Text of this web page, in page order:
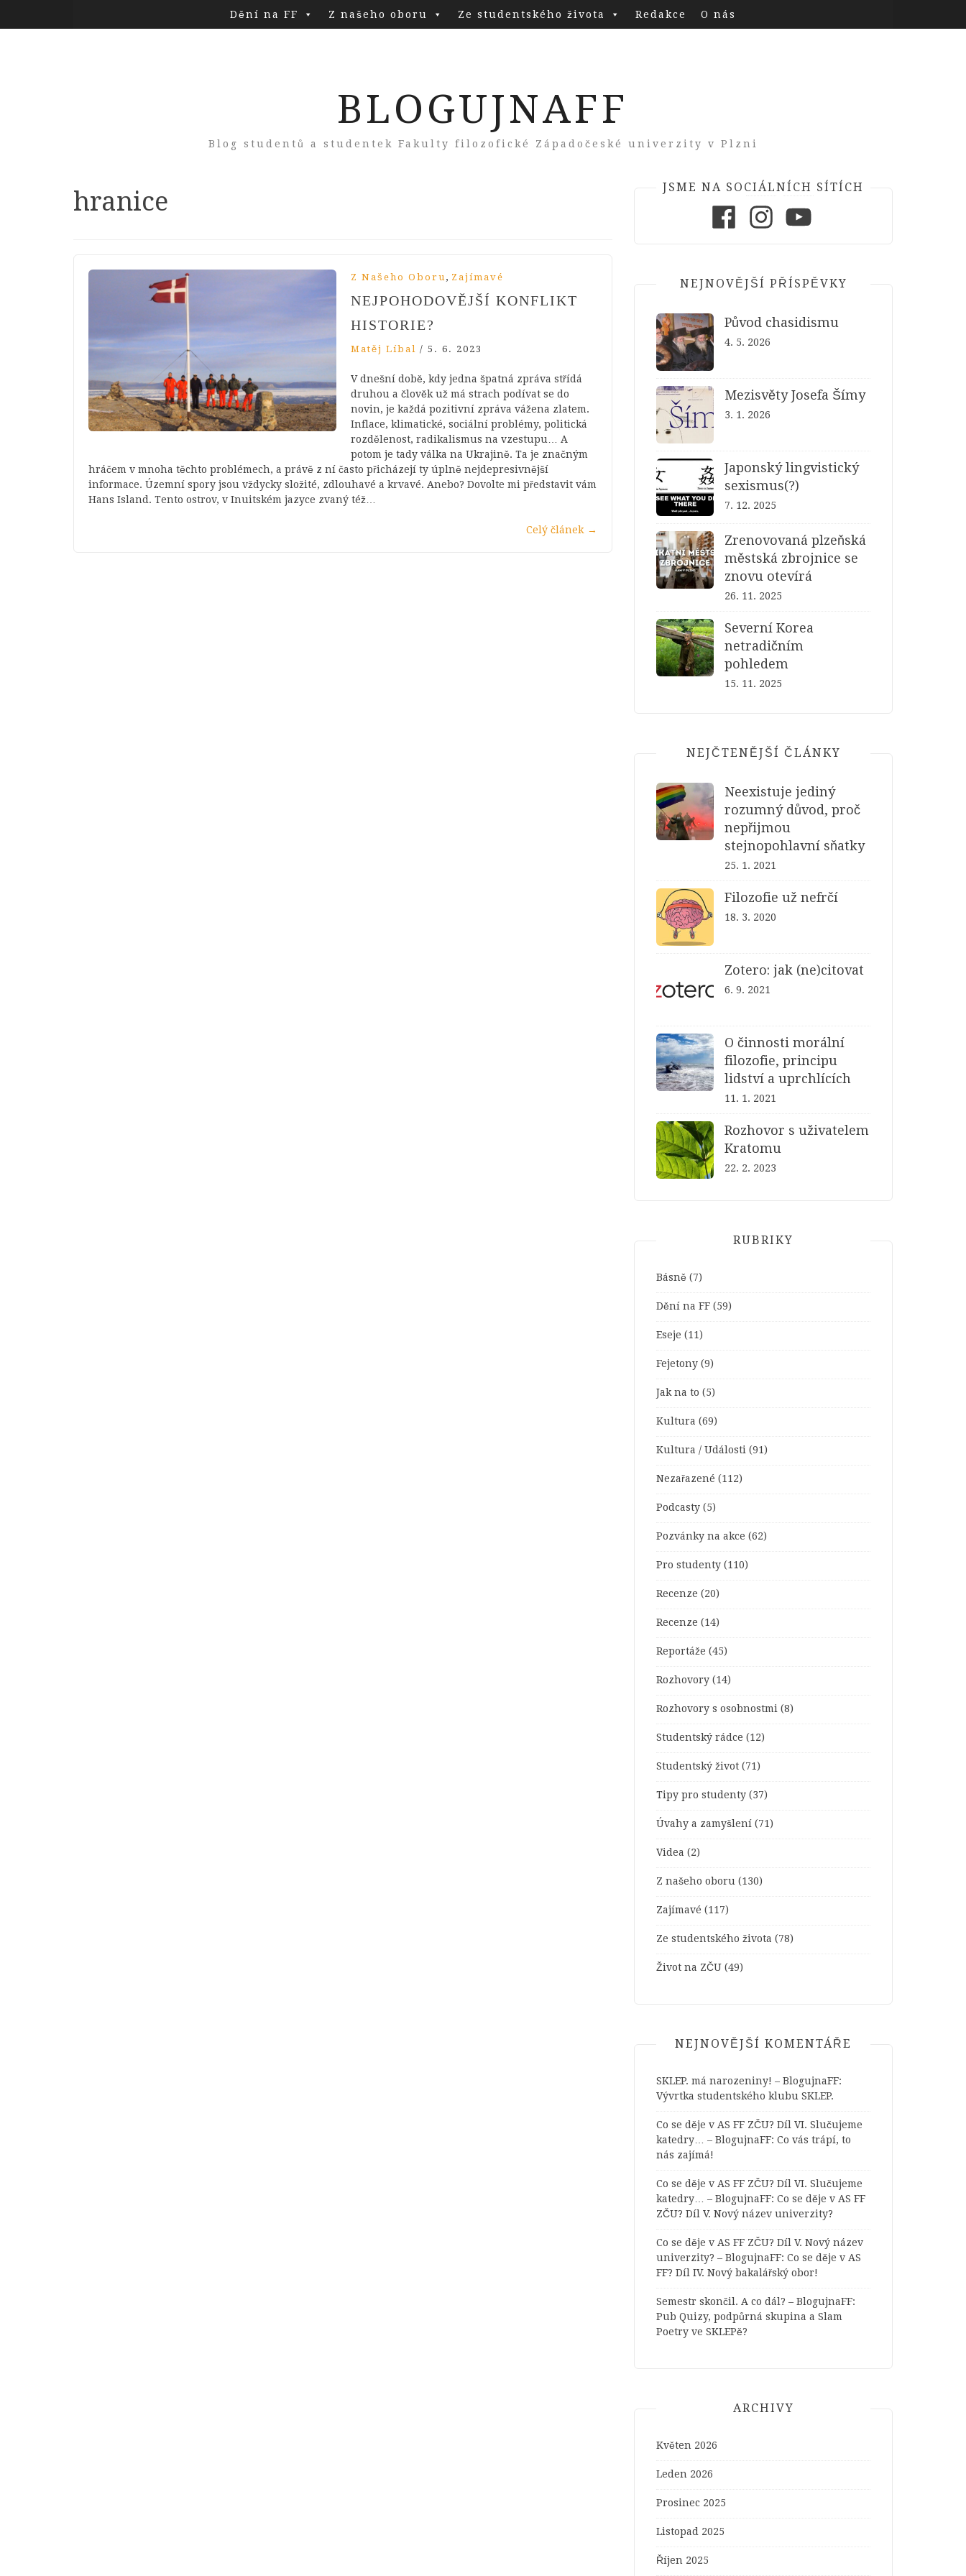
Dění na FF Z našeho oboru Ze studentského života Redakce O nás
BLOGUJNAFF
Blog studentů a studentek Fakulty filozofické Západočeské univerzity v Plzni
Tag:
hranice
Z Našeho Oboru, Zajímavé
NEJPOHODOVĚJŠÍ KONFLIKT
HISTORIE?
Matěj Líbal / 5. 6. 2023
V dnešní době, kdy jedna špatná zpráva střídá
druhou a člověk už má strach podívat se do
novin, je každá pozitivní zpráva vážena zlatem.
Inflace, klimatické, sociální problémy, politická
rozdělenost, radikalismus na vzestupu… A
potom je tady válka na Ukrajině. Ta je značným
hráčem v mnoha těchto problémech, a právě z ní často přicházejí ty úplně nejdepresivnější
informace. Územní spory jsou vždycky složité, zdlouhavé a krvavé. Anebo? Dovolte mi představit vám
Hans Island. Tento ostrov, v Inuitském jazyce zvaný též…
Celý článek →
JSME NA SOCIÁLNÍCH SÍTÍCH
NEJNOVĚJŠÍ PŘÍSPĚVKY
Původ chasidismu
4. 5. 2026
Mezisvěty Josefa Šímy
3. 1. 2026
Japonský lingvistický
sexismus(?)
7. 12. 2025
Zrenovovaná plzeňská
městská zbrojnice se
znovu otevírá
26. 11. 2025
Severní Korea
netradičním
pohledem
15. 11. 2025
NEJČTENĚJŠÍ ČLÁNKY
Neexistuje jediný
rozumný důvod, proč
nepřijmou
stejnopohlavní sňatky
25. 1. 2021
Filozofie už nefrčí
18. 3. 2020
Zotero: jak (ne)citovat
6. 9. 2021
O činnosti morální
filozofie, principu
lidství a uprchlících
11. 1. 2021
Rozhovor s uživatelem
Kratomu
22. 2. 2023
RUBRIKY
Básně (7)
Dění na FF (59)
Eseje (11)
Fejetony (9)
Jak na to (5)
Kultura (69)
Kultura / Události (91)
Nezařazené (112)
Podcasty (5)
Pozvánky na akce (62)
Pro studenty (110)
Recenze (20)
Recenze (14)
Reportáže (45)
Rozhovory (14)
Rozhovory s osobnostmi (8)
Studentský rádce (12)
Studentský život (71)
Tipy pro studenty (37)
Úvahy a zamyšlení (71)
Videa (2)
Z našeho oboru (130)
Zajímavé (117)
Ze studentského života (78)
Život na ZČU (49)
NEJNOVĚJŠÍ KOMENTÁŘE
SKLEP. má narozeniny! – BlogujnaFF:
Vývrtka studentského klubu SKLEP.
Co se děje v AS FF ZČU? Díl VI. Slučujeme
katedry… – BlogujnaFF: Co vás trápí, to
nás zajímá!
Co se děje v AS FF ZČU? Díl VI. Slučujeme
katedry… – BlogujnaFF: Co se děje v AS FF
ZČU? Díl V. Nový název univerzity?
Co se děje v AS FF ZČU? Díl V. Nový název
univerzity? – BlogujnaFF: Co se děje v AS
FF? Díl IV. Nový bakalářský obor!
Semestr skončil. A co dál? – BlogujnaFF:
Pub Quizy, podpůrná skupina a Slam
Poetry ve SKLEPě?
ARCHIVY
Květen 2026
Leden 2026
Prosinec 2025
Listopad 2025
Říjen 2025